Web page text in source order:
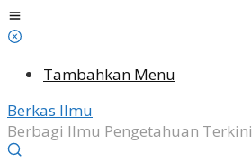
Lewati
ke
Tambahkan Menu
Berkas Ilmu
Berbagi Ilmu Pengetahuan Terkini